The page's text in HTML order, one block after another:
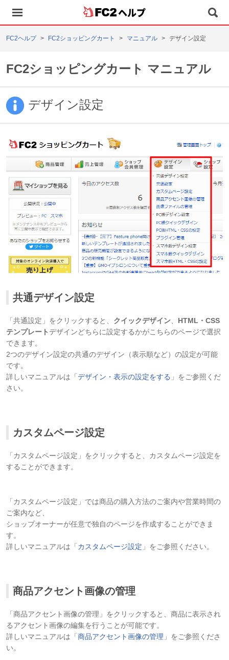
ヘルプ
FC2ヘルプ FC2ショッピングカート マニュアル デザイン設定
FC2ショッピングカート マニュアル
デザイン設定
共通デザイン設定
「共通設定」をクリックすると、 クイックデザイン
HTML・CSS
テンプレートデザインどちらに設定するかがこちらのページで選択
できます。
2つのデザイン設定の共通のデザイン（表示順など）の設定が可能
です。
詳しいマニュアルは「 デザイン・表示の設定をする 」をご参照くだ
さい。
カスタムページ設定
「カスタムページ設定」をクリックすると、カスタムページ設定を
することができます。
「カスタムページ設定」では商品の購入方法のご案内や営業時間の
ご案内など、
ショップオーナーが任意で独自のページを作成することができま
す。
詳しいマニュアルは「 カスタムページ設定 」をご参照ください。
商品アクセント画像の管理
「商品アクセント画像の管理」をクリックすると、商品に表示され
るアクセント画像の編集を行うことが可能です。
詳しいマニュアルは「 商品アクセント画像の管理 」をご参照くださ
い。